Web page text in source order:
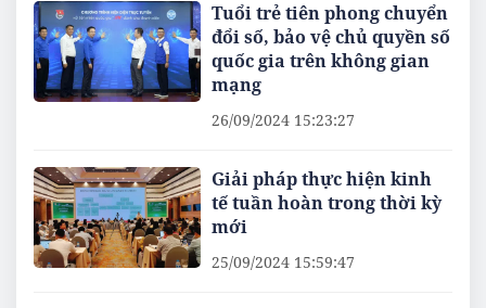
Tuổi trẻ tiên phong chuyển
đổi số, bảo vệ chủ quyền số
quốc gia trên không gian
mạng
26/09/2024 15:23:27
Giải pháp thực hiện kinh
tế tuần hoàn trong thời kỳ
mới
25/09/2024 15:59:47